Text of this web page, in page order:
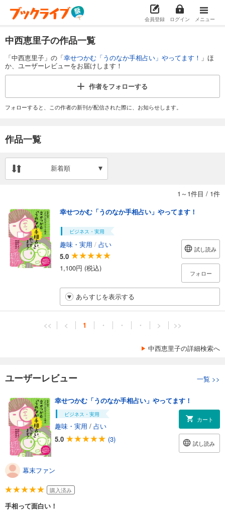
会員登録 ログイン メニュー
中西恵里子の作品一覧
「中西恵里子」の「幸せつかむ「うのなか手相占い」やってます！ 」ほ
か、ユーザーレビューをお届けします！
作者をフォローする
フォローすると、この作者の新刊が配信された際に、お知らせします。
作品一覧
新着順
1～1件目 / 1件
幸せつかむ「うのなか手相占い」やってます！
ビジネス・実用
趣味・実用 / 占い
5.0
1,100円 (税込)
試し読み
フォロー
あらすじを表示する
<< < 1 ・ ・ ・ > >>
中西恵里子の詳細検索へ
ユーザーレビュー 一覧 >>
幸せつかむ「うのなか手相占い」やってます！
ビジネス・実用
趣味・実用 / 占い
5.0
(3)
カート
試し読み
幕末ファン
購入済み
手相って面白い！